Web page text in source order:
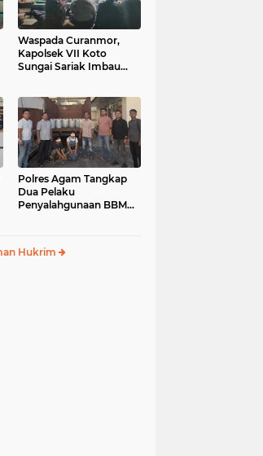
Waspada Curanmor,
Kapolsek VII Koto
Sungai Sariak Imbau
Polres Agam Tangkap
Dua Pelaku
Penyalahgunaan BBM
Hukrim